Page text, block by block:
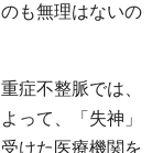
も無理はないの
症不整脈では、
って、「失神」
けた医療機関を